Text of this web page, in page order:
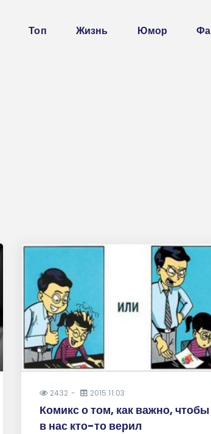
Топ Жизнь Юмор
2432 2015.11.03
Комикс о том, как важно, чтобы
в нас кто-то верил